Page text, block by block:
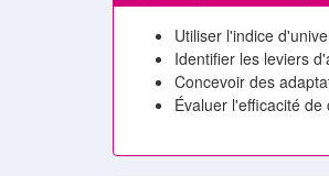
Utiliser l'indice
Identifier les leviers
Concevoir des
Évaluer l'efficacité